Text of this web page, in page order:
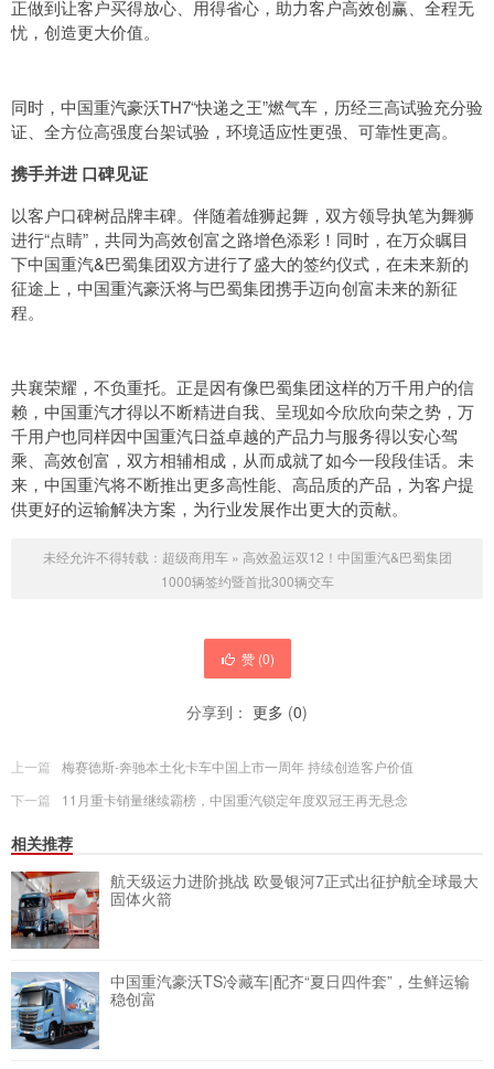
正做到让客户买得放心、用得省心，助力客户高效创赢、全程无
忧，创造更大价值。
同时，中国重汽豪沃TH7“快递之王”燃气车，历经三高试验充分验
证、全方位高强度台架试验，环境适应性更强、可靠性更高。
携手并进 口碑见证
以客户口碑树品牌丰碑。伴随着雄狮起舞，双方领导执笔为舞狮
进行“点睛”，共同为高效创富之路增色添彩！同时，在万众瞩目
下中国重汽&巴蜀集团双方进行了盛大的签约仪式，在未来新的
征途上，中国重汽豪沃将与巴蜀集团携手迈向创富未来的新征
程。
共襄荣耀，不负重托。正是因有像巴蜀集团这样的万千用户的信
赖，中国重汽才得以不断精进自我、呈现如今欣欣向荣之势，万
千用户也同样因中国重汽日益卓越的产品力与服务得以安心驾
乘、高效创富，双方相辅相成，从而成就了如今一段段佳话。未
来，中国重汽将不断推出更多高性能、高品质的产品，为客户提
供更好的运输解决方案，为行业发展作出更大的贡献。
未经允许不得转载： 超级商用车» 高效盈运双12！中国重汽&巴蜀集团
1000辆签约暨首批300辆交车
赞 (0)
分享到： 更多 (0)
上一篇
梅赛德斯-奔驰本土化卡车中国上市一周年 持续创造客户价值
下一篇
11月重卡销量继续霸榜，中国重汽锁定年度双冠王再无悬念
相关推荐
航天级运力进阶挑战 欧曼银河7正式出征护航全球最大
固体火箭
中国重汽豪沃TS冷藏车|配齐“夏日四件套”，生鲜运输
稳创富